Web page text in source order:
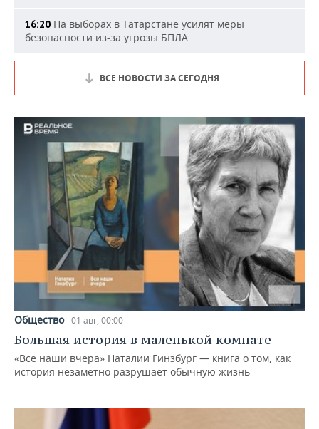
16:20 На выборах в Татарстане усилят меры
безопасности из-за угрозы БПЛА
ВСЕ НОВОСТИ ЗА СЕГОДНЯ
Общество 01 авг, 00:00
Большая история в маленькой комнате
«Все наши вчера» Наталии Гинзбург — книга о том, как
история незаметно разрушает обычную жизнь